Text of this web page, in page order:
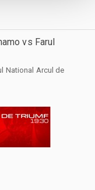
vs Farul
National Arcul de